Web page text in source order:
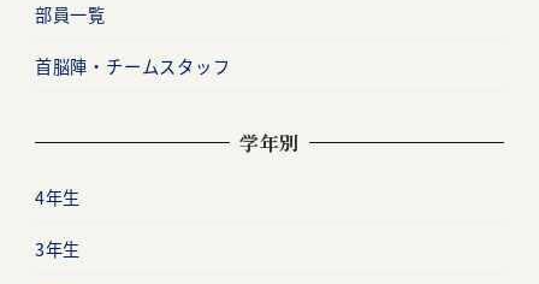
部員一覧
首脳陣・チームスタッフ
学年別
4年生
3年生